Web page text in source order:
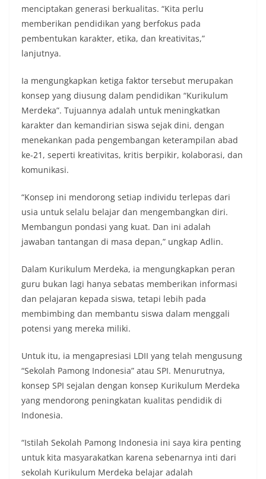
menciptakan generasi berkualitas. “Kita perlu
memberikan pendidikan yang berfokus pada
pembentukan karakter, etika, dan kreativitas,”
lanjutnya.
Ia mengungkapkan ketiga faktor tersebut merupakan
konsep yang diusung dalam pendidikan “Kurikulum
Merdeka”. Tujuannya adalah untuk meningkatkan
karakter dan kemandirian siswa sejak dini, dengan
menekankan pada pengembangan keterampilan abad
ke-21, seperti kreativitas, kritis berpikir, kolaborasi, dan
komunikasi.
“Konsep ini mendorong setiap individu terlepas dari
usia untuk selalu belajar dan mengembangkan diri.
Membangun pondasi yang kuat. Dan ini adalah
jawaban tantangan di masa depan,” ungkap Adlin.
Dalam Kurikulum Merdeka, ia mengungkapkan peran
guru bukan lagi hanya sebatas memberikan informasi
dan pelajaran kepada siswa, tetapi lebih pada
membimbing dan membantu siswa dalam menggali
potensi yang mereka miliki.
Untuk itu, ia mengapresiasi LDII yang telah mengusung
“Sekolah Pamong Indonesia” atau SPI. Menurutnya,
konsep SPI sejalan dengan konsep Kurikulum Merdeka
yang mendorong peningkatan kualitas pendidik di
Indonesia.
“Istilah Sekolah Pamong Indonesia ini saya kira penting
untuk kita masyarakatkan karena sebenarnya inti dari
sekolah Kurikulum Merdeka belajar adalah